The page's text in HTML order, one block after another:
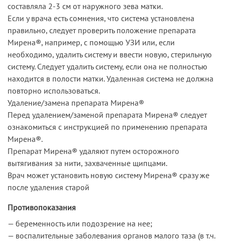
составляла 2-3 см от наружного зева матки.
Если у врача есть сомнения, что система установлена
правильно, следует проверить положение препарата
Мирена®, например, с помощью УЗИ или, если
необходимо, удалить систему и ввести новую, стерильную
систему. Следует удалить систему, если она не полностью
находится в полости матки. Удаленная система не должна
повторно использоваться.
Удаление/замена препарата Мирена®
Перед удалением/заменой препарата Мирена® следует
ознакомиться с инструкцией по применению препарата
Мирена®.
Препарат Мирена® удаляют путем осторожного
вытягивания за нити, захваченные щипцами.
Врач может установить новую систему Мирена® сразу же
после удаления старой
Противопоказания
— беременность или подозрение на нее;
— воспалительные заболевания органов малого таза (в т.ч.